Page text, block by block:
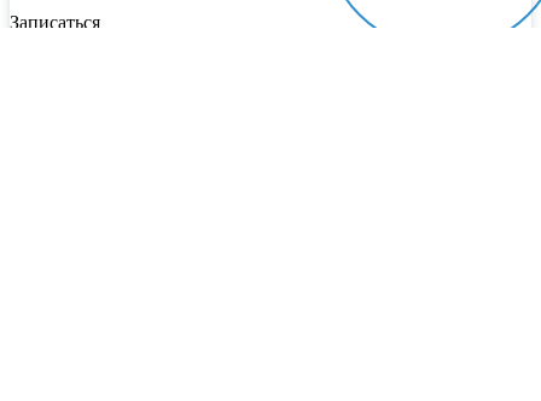
Записаться